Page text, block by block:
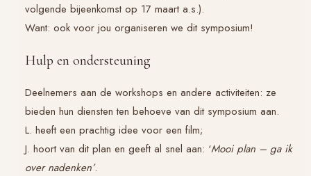
volgende bijeenkomst op 17 maart a.s.).
Want: ook voor jou organiseren we dit symposium!
Hulp en ondersteuning
Deelnemers aan de workshops en andere activiteiten: ze
bieden hun diensten ten behoeve van dit symposium aan.
L. heeft een prachtig idee voor een film;
J. hoort van dit plan en geeft al snel aan: ‘Mooi plan – ga ik
over nadenken’.